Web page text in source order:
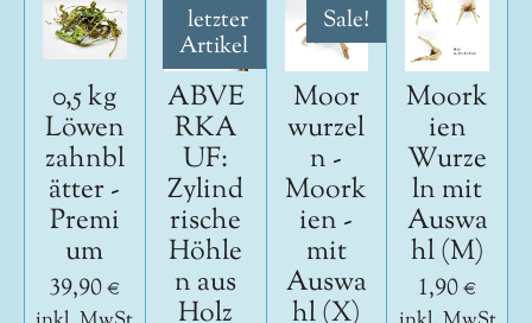
0,5 kg
Löwen
zahnbl
ätter -
Premi
um
39,90 €
letzter
Artikel
ABVE
RKA
UF:
Zylind
rische
Höhle
n aus
Holz
Sale!
Moor
wurzel
n -
Moork
ien -
mit
Auswa
hl (X)
Moork
ien
Wurze
ln mit
Auswa
hl (M)
1,90 €